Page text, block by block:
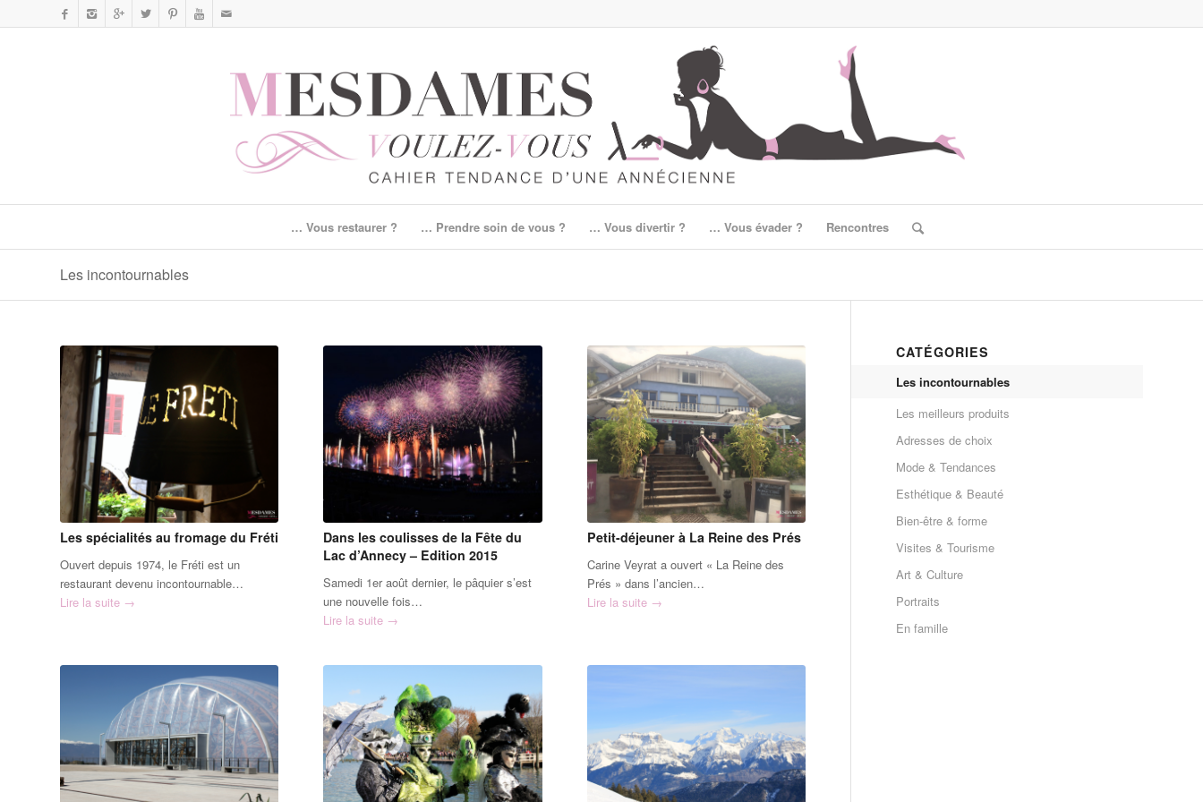
… Vous restaurer ? … Prendre soin de vous ? … Vous divertir ? … Vous évader ? Rencontres
Les incontournables
Les spécialités au fromage du Fréti
Ouvert depuis 1974, le Fréti est un
restaurant devenu incontournable…
Lire la suite →
Dans les coulisses de la Fête du
Lac d’Annecy – Edition 2015
Samedi 1er août dernier, le pâquier s’est
une nouvelle fois…
Lire la suite →
Petit-déjeuner à La Reine des Prés
Carine Veyrat a ouvert « La Reine des
Prés » dans l’ancien…
Lire la suite→
CATÉGORIES
Les incontournables
Les meilleurs produits
Adresses de choix
Mode & Tendances
Esthétique & Beauté
Bien-être & forme
Visites & Tourisme
Art & Culture
Portraits
En famille